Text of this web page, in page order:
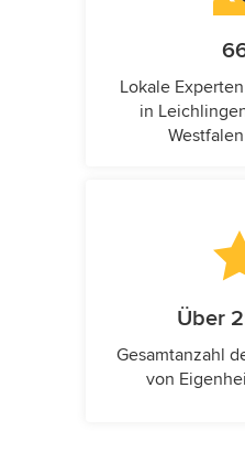
Lokale
in
Über
Gesamtanzahl
von